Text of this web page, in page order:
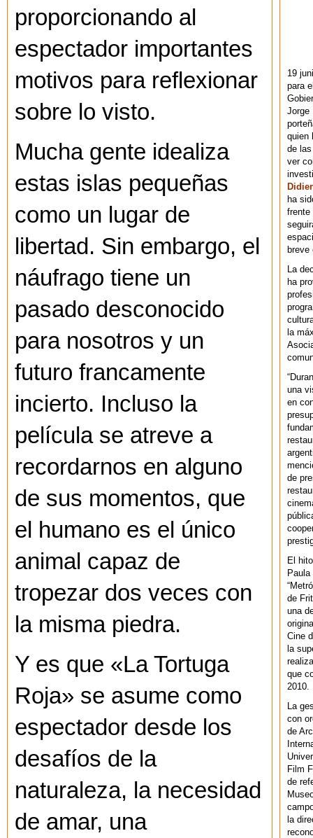
proporcionando al
espectador importantes
motivos para reflexionar
sobre lo visto.
Mucha gente idealiza
estas islas pequeñas
como un lugar de
libertad. Sin embargo, el
náufrago tiene un
pasado desconocido
para nosotros y un
futuro francamente
incierto. Incluso la
película se atreve a
recordarnos en alguno
de sus momentos, que
el humano es el único
animal capaz de
tropezar dos veces con
la misma piedra.
Y es que «La Tortuga
Roja» se asume como
espectador desde los
desafíos de la
naturaleza, la necesidad
de amar, una
19
para
Jorge
quien
de
ver
Didier
ha
frente
breve
La
ha
la
una
en
de
El
de
una
Cine
la
que
2010.
La
con
de
Film
de
la